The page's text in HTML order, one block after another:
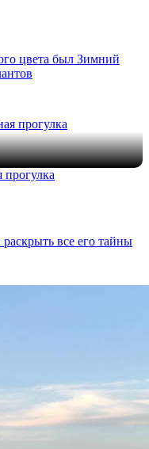
цвета был Зимний
прогулка
раскрыть все его тайны